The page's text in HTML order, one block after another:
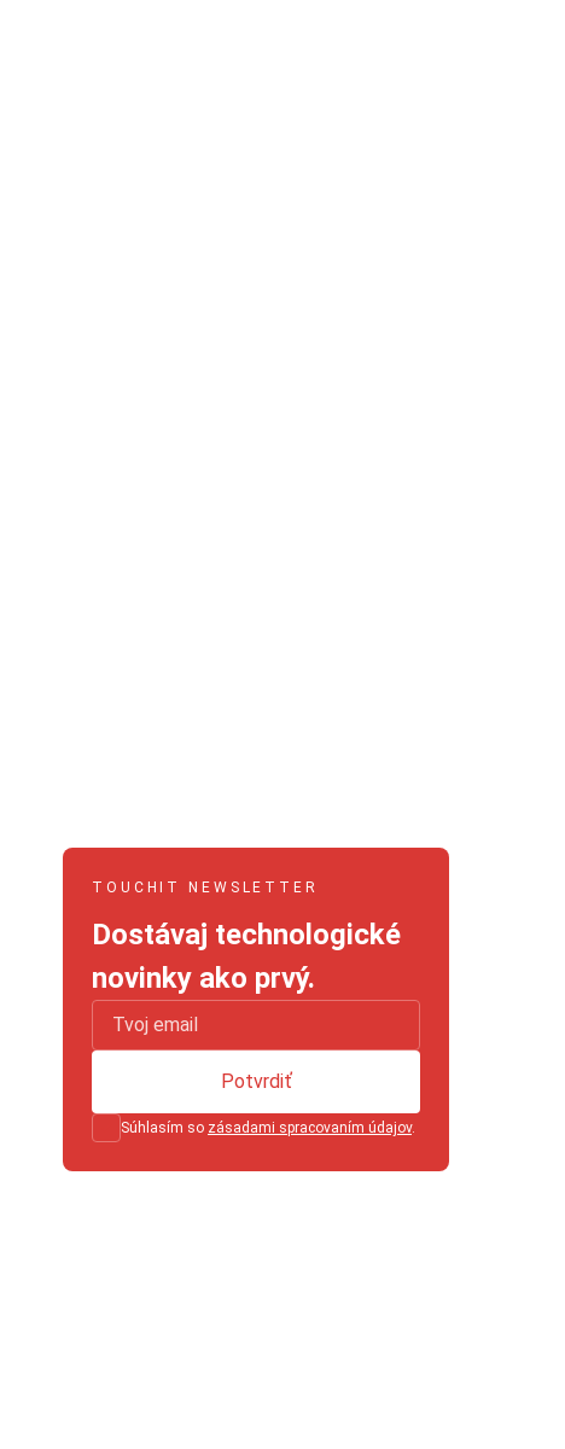
TOUCHIT NEWSLETTER
Dostávaj technologické
novinky ako prvý.
Súhlasím so zásadami spracovaním údajov.
Potvrdiť